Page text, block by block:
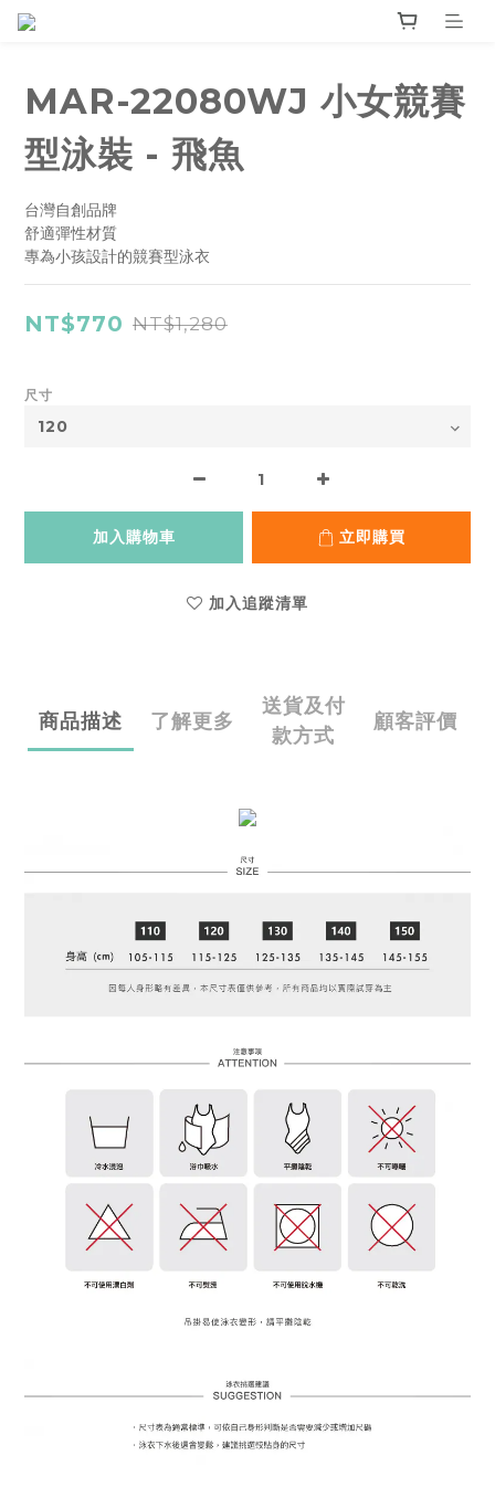
MAR-22080WJ 小女競賽
型泳裝 - 飛魚
台灣自創品牌
舒適彈性材質
專為小孩設計的競賽型泳衣
NT$770 NT$1,280
尺寸
加入購物車 立即購買
加入追蹤清單
商品描述 了解更多
送貨及付
款方式
顧客評價